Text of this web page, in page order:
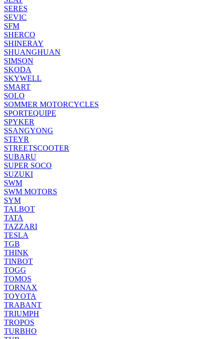
SERES
SEVIC
SFM
SHERCO
SHINERAY
SHUANGHUAN
SIMSON
SKODA
SKYWELL
SMART
SOLO
SOMMER MOTORCYCLES
SPORTEQUIPE
SPYKER
SSANGYONG
STEYR
STREETSCOOTER
SUBARU
SUPER SOCO
SUZUKI
SWM
SWM MOTORS
SYM
TALBOT
TATA
TAZZARI
TESLA
TGB
THINK
TINBOT
TOGG
TOMOS
TORNAX
TOYOTA
TRABANT
TRIUMPH
TROPOS
TURBHO